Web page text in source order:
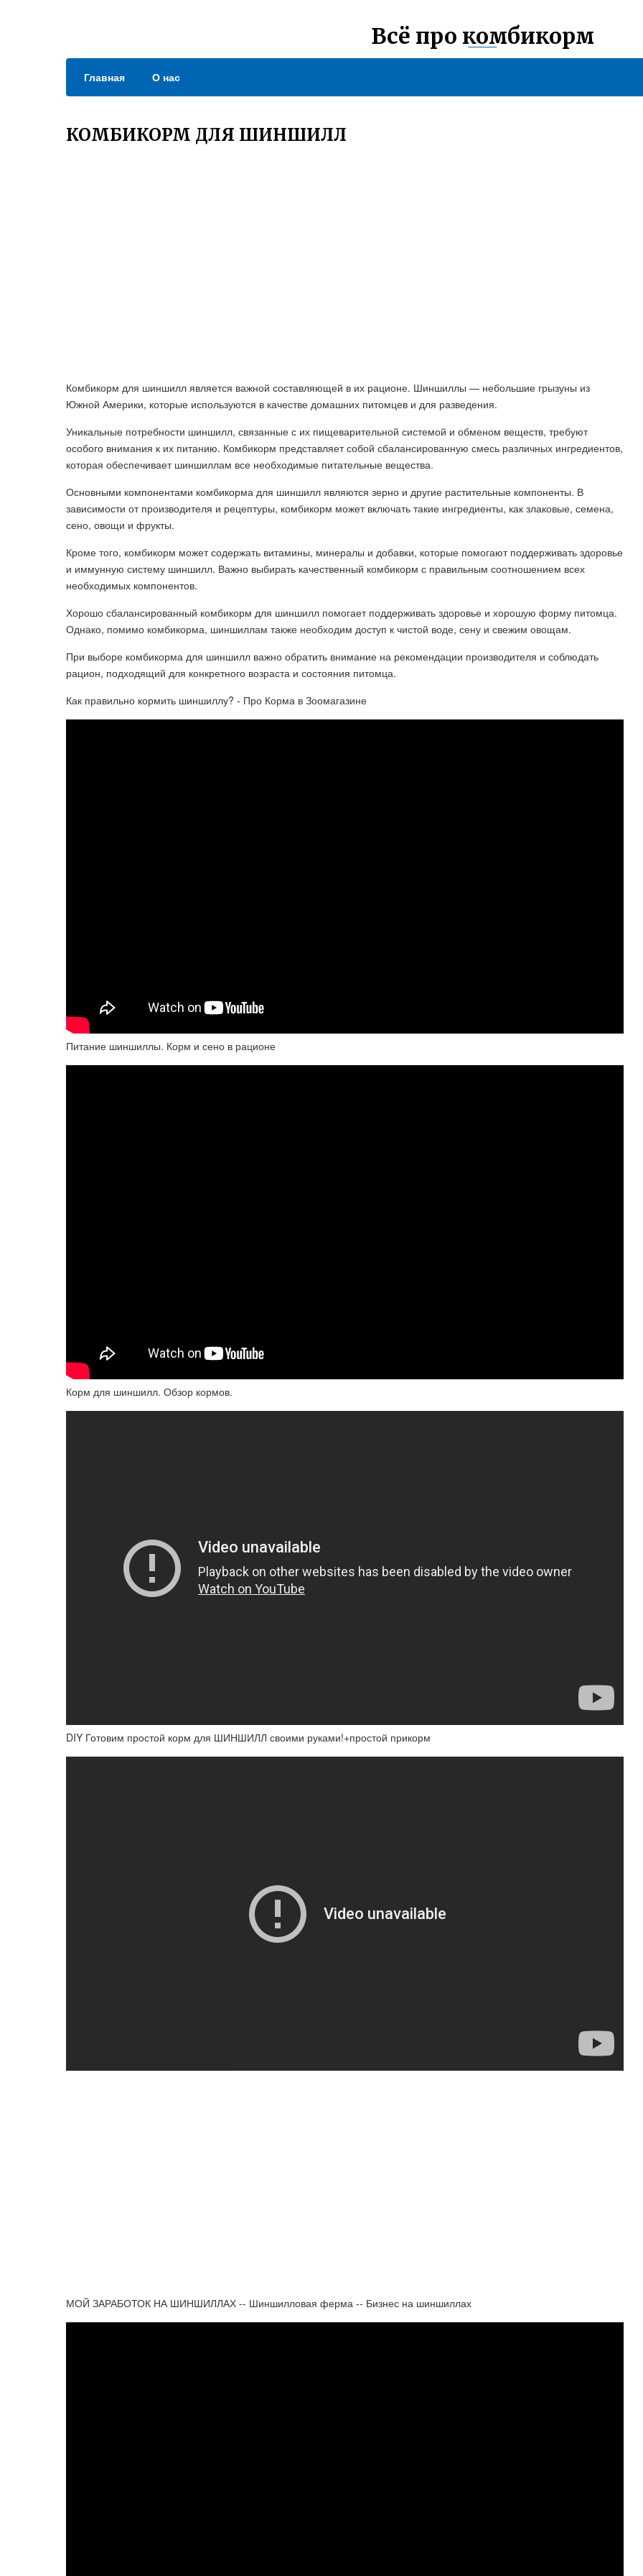
Всё про комбикорм
Главная О нас
КОМБИКОРМ ДЛЯ ШИНШИЛЛ
Комбикорм для шиншилл является важной составляющей в их рационе. Шиншиллы — небольшие грызуны из
Южной Америки, которые используются в качестве домашних питомцев и для разведения.
Уникальные потребности шиншилл, связанные с их пищеварительной системой и обменом веществ, требуют
особого внимания к их питанию. Комбикорм представляет собой сбалансированную смесь различных ингредиентов,
которая обеспечивает шиншиллам все необходимые питательные вещества.
Основными компонентами комбикорма для шиншилл являются зерно и другие растительные компоненты. В
зависимости от производителя и рецептуры, комбикорм может включать такие ингредиенты, как злаковые, семена,
сено, овощи и фрукты.
Кроме того, комбикорм может содержать витамины, минералы и добавки, которые помогают поддерживать здоровье
и иммунную систему шиншилл. Важно выбирать качественный комбикорм с правильным соотношением всех
необходимых компонентов.
Хорошо сбалансированный комбикорм для шиншилл помогает поддерживать здоровье и хорошую форму питомца.
Однако, помимо комбикорма, шиншиллам также необходим доступ к чистой воде, сену и свежим овощам.
При выборе комбикорма для шиншилл важно обратить внимание на рекомендации производителя и соблюдать
рацион, подходящий для конкретного возраста и состояния питомца.
Как правильно кормить шиншиллу? - Про Корма в Зоомагазине
Питание шиншиллы. Корм и сено в рационе
Корм для шиншилл. Обзор кормов.
DIY Готовим простой корм для ШИНШИЛЛ своими руками!+простой прикорм
МОЙ ЗАРАБОТОК НА ШИНШИЛЛАХ -- Шиншилловая ферма -- Бизнес на шиншиллах